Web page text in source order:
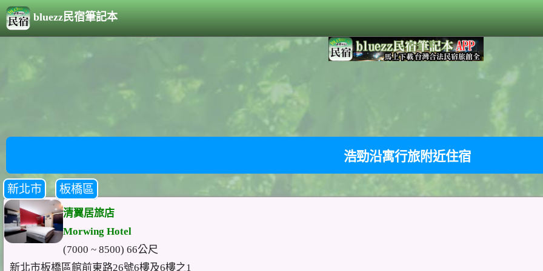
bluezz民宿筆記本
浩勁沿寓行旅附近住宿
新北市 板橋區
清翼居旅店
Morwing Hotel
(7000 ~ 8500) 66公尺
新北市板橋區館前東路26號6樓及6樓之1